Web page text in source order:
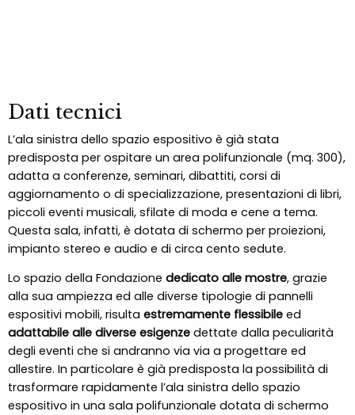
Dati tecnici
L’ala sinistra dello spazio espositivo è già stata
predisposta per ospitare un area polifunzionale (mq. 300),
adatta a conferenze, seminari, dibattiti, corsi di
aggiornamento o di specializzazione, presentazioni di libri,
piccoli eventi musicali, sfilate di moda e cene a tema.
Questa sala, infatti, è dotata di schermo per proiezioni,
impianto stereo e audio e di circa cento sedute.
Lo spazio della Fondazione dedicato alle mostre, grazie
alla sua ampiezza ed alle diverse tipologie di pannelli
espositivi mobili, risulta estremamente flessibileed
adattabile alle diverse esigenzedettate dalla peculiarità
degli eventi che si andranno via via a progettare ed
allestire. In particolare è già predisposta la possibilità di
trasformare rapidamente l’ala sinistra dello spazio
espositivo in una sala polifunzionale dotata di schermo